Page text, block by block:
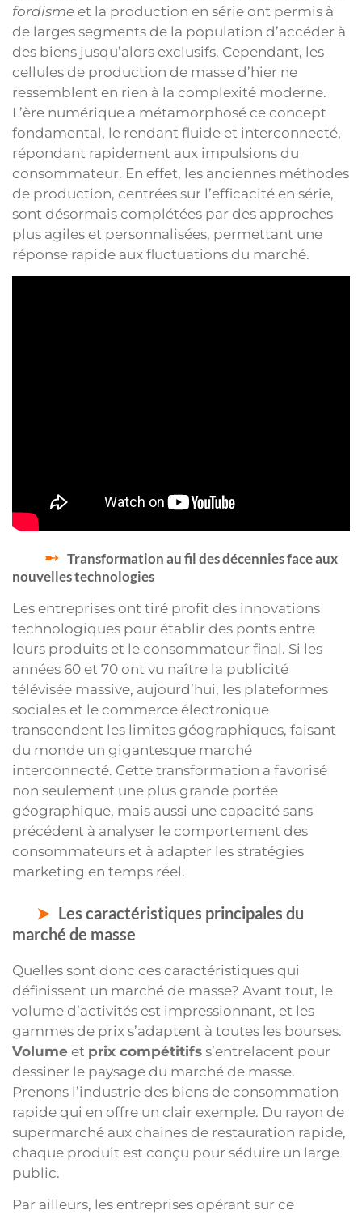
fordisme et la production en série ont permis à
de larges segments de la population d’accéder à
des biens jusqu’alors exclusifs. Cependant, les
cellules de production de masse d’hier ne
ressemblent en rien à la complexité moderne.
L’ère numérique a métamorphosé ce concept
fondamental, le rendant fluide et interconnecté,
répondant rapidement aux impulsions du
consommateur. En effet, les anciennes méthodes
de production, centrées sur l’efficacité en série,
sont désormais complétées par des approches
plus agiles et personnalisées, permettant une
réponse rapide aux fluctuations du marché.
Transformation au fil des décennies face aux
nouvelles technologies
Les entreprises ont tiré profit des innovations
technologiques pour établir des ponts entre
leurs produits et le consommateur final. Si les
années 60 et 70 ont vu naître la publicité
télévisée massive, aujourd’hui, les plateformes
sociales et le commerce électronique
transcendent les limites géographiques, faisant
du monde un gigantesque marché
interconnecté. Cette transformation a favorisé
non seulement une plus grande portée
géographique, mais aussi une capacité sans
précédent à analyser le comportement des
consommateurs et à adapter les stratégies
marketing en temps réel.
Les caractéristiques principales du
marché de masse
Quelles sont donc ces caractéristiques qui
définissent un marché de masse? Avant tout, le
volume d’activités est impressionnant, et les
gammes de prix s’adaptent à toutes les bourses.
Volume et prix compétitifs s’entrelacent pour
dessiner le paysage du marché de masse.
Prenons l’industrie des biens de consommation
rapide qui en offre un clair exemple. Du rayon de
supermarché aux chaines de restauration rapide,
chaque produit est conçu pour séduire un large
public.
Par ailleurs, les entreprises opérant sur ce